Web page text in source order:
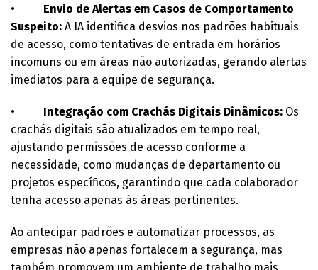
• Envio de Alertas em Casos de Comportamento
Suspeito: A IA identifica desvios nos padrões habituais
de acesso, como tentativas de entrada em horários
incomuns ou em áreas não autorizadas, gerando alertas
imediatos para a equipe de segurança.
• Integração com Crachás Digitais Dinâmicos: Os
crachás digitais são atualizados em tempo real,
ajustando permissões de acesso conforme a
necessidade, como mudanças de departamento ou
projetos específicos, garantindo que cada colaborador
tenha acesso apenas às áreas pertinentes.
Ao antecipar padrões e automatizar processos, as
empresas não apenas fortalecem a segurança, mas